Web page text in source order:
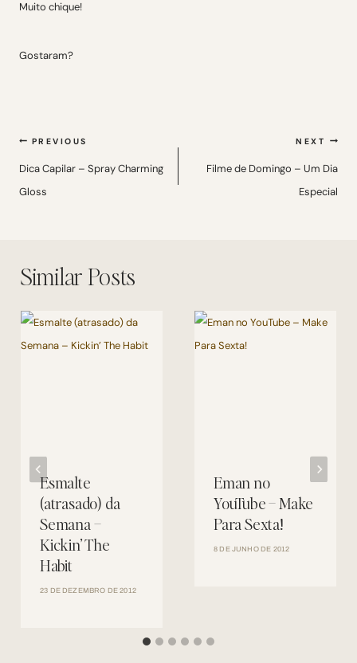
Muito chique!
Gostaram?
Navegação
de
Post
PREVIOUS
Dica Capilar – Spray Charming
Gloss
NEXT
Filme de Domingo – Um Dia
Especial
Similar Posts
Esmalte
(atrasado) da
Semana –
Kickin’ The
Habit
23 DE DEZEMBRO DE 2012
Eman no
YouTube – Make
Para Sexta!
8 DE JUNHO DE 2012